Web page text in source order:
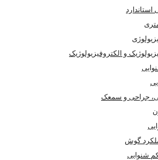
و الکتروفیزیولوژیک
جراحی و سمعک
گوش
شنوایی